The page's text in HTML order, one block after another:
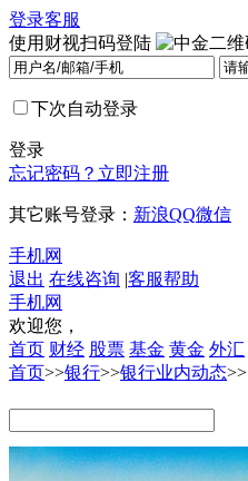
登录客服
使用财视扫码登陆
下次自动登录
登录
忘记密码？ 立即注册
其它账号登录： 新浪QQ微信
手机网
退出 在线咨询 |客服帮助
手机网
欢迎您，
首页 财经 股票 基金 黄金 外汇
首页>>银行>>银行业内动态>>